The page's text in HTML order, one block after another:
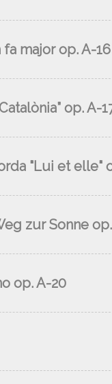
major op. A-16
op. A-
"Lui et elle"
zur Sonne
op. A-20